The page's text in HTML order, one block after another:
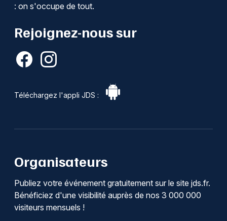
: on s'occupe de tout.
Rejoignez-nous sur
Téléchargez l'appli JDS :
Organisateurs
Publiez votre événement gratuitement sur le site jds.fr.
Bénéficiez d'une visibilité auprès de nos 3 000 000
visiteurs mensuels !